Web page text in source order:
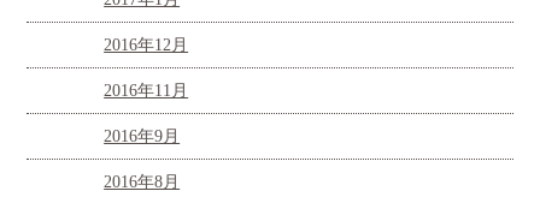
2016年12月
2016年11月
2016年9月
2016年8月